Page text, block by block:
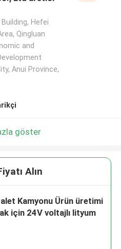
Hefei
Qingluan
and
Anui Province,
göster
Alın
Kamyonu Ürün üretimi
için 24V voltajlı lityum